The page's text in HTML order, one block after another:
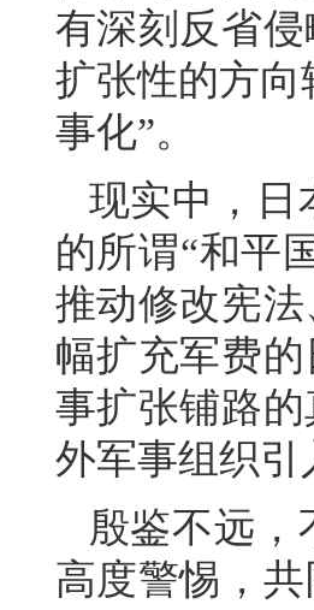
有深刻反省
扩张性的方向
事化”。
现实中，日
的所谓“和平
推动修改宪
幅扩充军费
事扩张铺路
外军事组织
殷鉴不远
高度警惕，